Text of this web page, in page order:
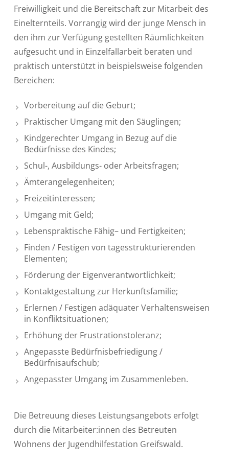
Freiwilligkeit und die Bereitschaft zur Mitarbeit des
Einelternteils. Vorrangig wird der junge Mensch in
den ihm zur Verfügung gestellten Räumlichkeiten
aufgesucht und in Einzelfallarbeit beraten und
praktisch unterstützt in beispielsweise folgenden
Bereichen:
Vorbereitung auf die Geburt;
Praktischer Umgang mit den Säuglingen;
Kindgerechter Umgang in Bezug auf die
Bedürfnisse des Kindes;
Schul-, Ausbildungs- oder Arbeitsfragen;
Ämterangelegenheiten;
Freizeitinteressen;
Umgang mit Geld;
Lebenspraktische Fähig– und Fertigkeiten;
Finden / Festigen von tagesstrukturierenden
Elementen;
Förderung der Eigenverantwortlichkeit;
Kontaktgestaltung zur Herkunftsfamilie;
Erlernen / Festigen adäquater Verhaltensweisen
in Konfliktsituationen;
Erhöhung der Frustrationstoleranz;
Angepasste Bedürfnisbefriedigung /
Bedürfnisaufschub;
Angepasster Umgang im Zusammenleben.
Die Betreuung dieses Leistungsangebots erfolgt
durch die Mitarbeiter:innen des Betreuten
Wohnens der Jugendhilfestation Greifswald.